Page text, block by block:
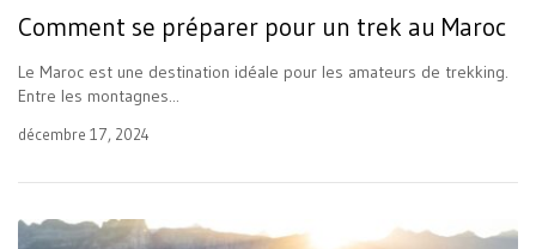
Comment se préparer pour un trek au Maroc
Le Maroc est une destination idéale pour les amateurs de trekking.
Entre les montagnes...
décembre 17, 2024